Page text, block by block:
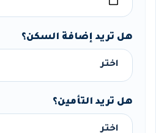
هل تريد إضافة السكن؟
هل تريد التأمين؟